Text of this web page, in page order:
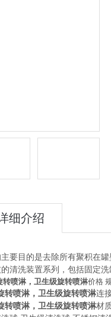
细介绍
要目的是去除所有聚积在
清洗装置系列，包括固定
转喷淋，卫生级旋转喷淋价格
转喷淋，卫生级旋转喷淋连
转喷淋，卫生级旋转喷淋材